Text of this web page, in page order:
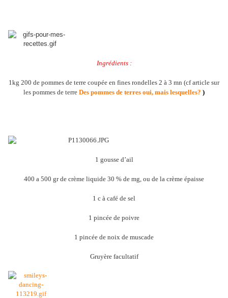
Ingrédients :
1kg 200 de pommes de terre coupée en fines rondelles 2 à 3 mn (cf article sur
les pommes de terre Des pommes de terres oui, mais lesquelles? )
1 gousse d’ail
400 a 500 gr de crème liquide 30 % de mg, ou de la crème épaisse
1 c à café de sel
1 pincée de poivre
1 pincée de noix de muscade
Gruyère facultatif